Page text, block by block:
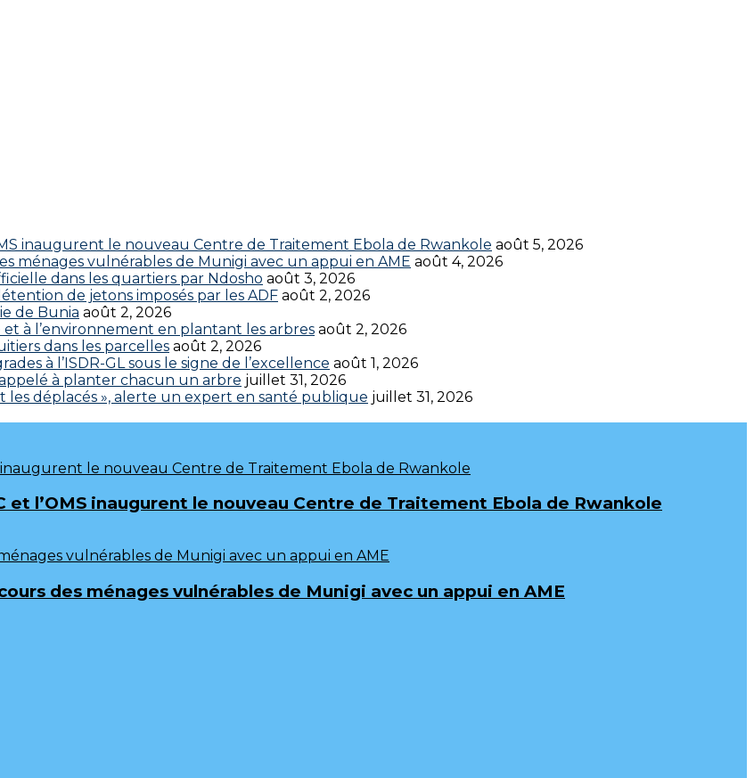
inaugurent le nouveau Centre de Traitement Ebola de Rwankole août 5, 2026
ménages vulnérables de Munigi avec un appui en AME‎‎ août 4, 2026
dans les quartiers par Ndosho août 3, 2026
de jetons imposés par les ADF août 2, 2026
de Bunia août 2, 2026
à l’environnement en plantant les arbres août 2, 2026
dans les parcelles août 2, 2026
à l’ISDR-GL sous le signe de l’excellence août 1, 2026
à planter chacun un arbre juillet 31, 2026
déplacés », alerte un expert en santé publique juillet 31, 2026
l’OMS inaugurent le nouveau Centre de Traitement Ebola de Rwankole
des ménages vulnérables de Munigi avec un appui en AME‎‎